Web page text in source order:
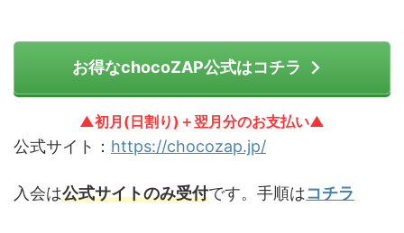
お得なchocoZAP公式はコチラ
▲初月(日割り)＋翌月分のお支払い▲
公式サイト： https://chocozap.jp/
入会は公式サイトのみ受付です。手順はコチラ